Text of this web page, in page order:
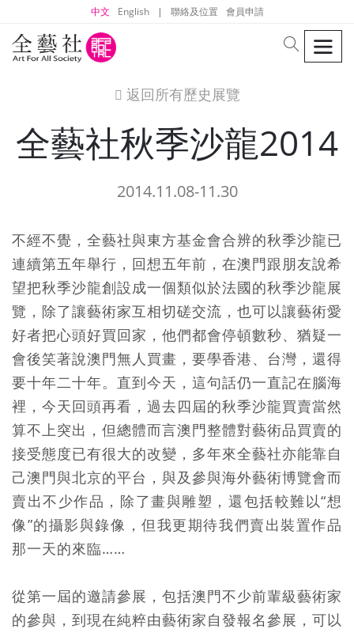
中文 English | 聯絡及位置 會員申請
search
icon
返回所有歷史展覽
全藝社秋季沙龍2014
2014.11.08-11.30
不經不覺，全藝社與東方基金會合辨的秋季沙龍已
連續第五年舉行，回想五年前，在澳門跟朋友說希
望把秋季沙龍創設成一個類似於法國的秋季沙龍展
覽，除了讓藝術家互相切磋交流，也可以讓藝術愛
好者把心頭好買回家，他們都會停頓數秒、猶疑一
會後笑著說澳門無人買畫，要學香港、台灣，還得
要十年二十年。直到今天，這句話仍一直記在腦海
裡，今天回頭再看，過去四屆的秋季沙龍買賣當然
算不上突出，但總體而言澳門整體對藝術品買賣的
接受態度已有很大的改變，多年來全藝社亦能靠自
己澳門與北京的平台，與及參與海外藝術博覽會而
賣出不少作品，除了畫與雕塑，還包括較難以“想
像”的攝影與錄像，但我更期待我們賣出裝置作品
那一天的來臨……
從第一屆的邀請參展，包括澳門不少前輩級藝術家
的參與，到現在純粹由藝術家自發報名參展，可以